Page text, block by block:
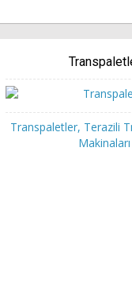
Transpaletler, Terazili